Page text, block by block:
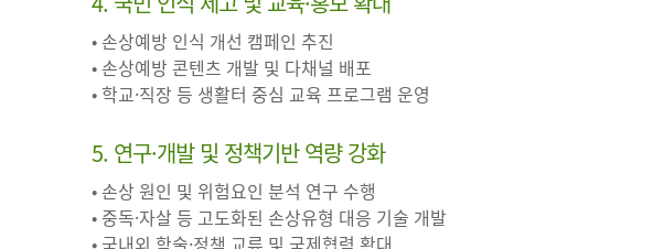
• 손상예방 인식 개선 캠페인 추진
• 손상예방 콘텐츠 개발 및 다채널 배포
• 학교·직장 등 생활터 중심 교육 프로그램 운영
5. 연구·개발 및 정책기반 역량 강화
• 손상 원인 및 위험요인 분석 연구 수행
• 중독·자살 등 고도화된 손상유형 대응 기술 개발
• 국내외 학술·정책 교류 및 국제협력 확대